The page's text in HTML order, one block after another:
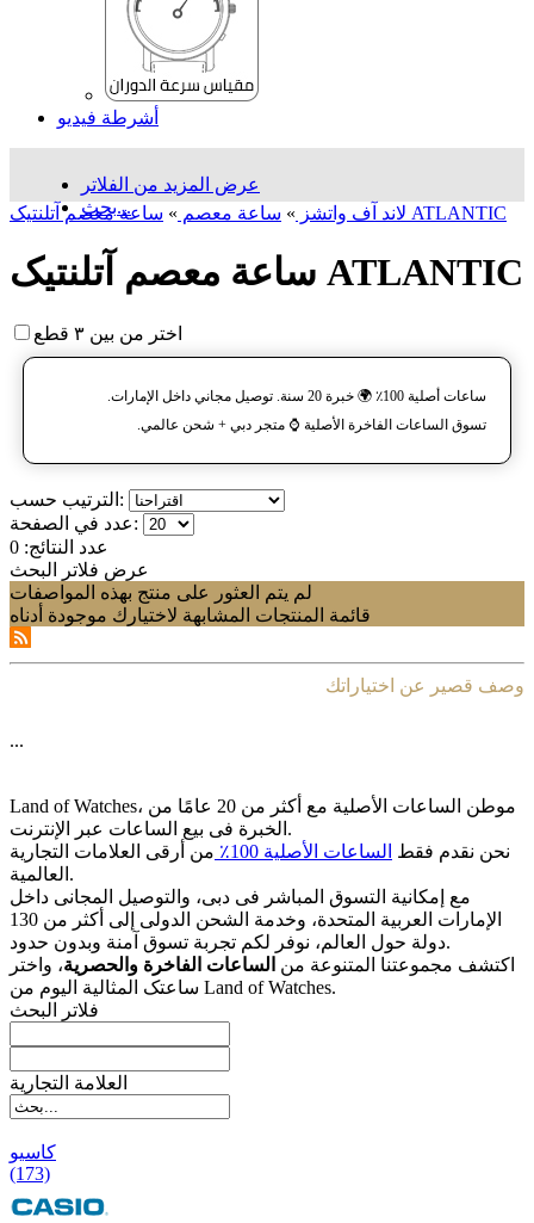
أشرطة فيديو
عرض المزيد من الفلاتر
بحث...
لاند آف واتشز » ساعة معصم » ساعة معصم آتلنتیک ATLANTIC
ساعة معصم آتلنتیک ATLANTIC
اختر من بين ٣ قطع
ساعات أصلية 100٪ 🌍 خبرة 20 سنة. توصيل مجاني داخل الإمارات.
تسوق الساعات الفاخرة الأصلية ⌚️ متجر دبي + شحن عالمي.
الترتيب حسب:
عدد في الصفحة:
عدد النتائج: 0
عرض فلاتر البحث
لم يتم العثور على منتج بهذه المواصفات
قائمة المنتجات المشابهة لاختيارك موجودة أدناه
وصف قصير عن اختياراتك
...
Land of Watches، موطن الساعات الأصلیة مع أکثر من 20 عامًا من
الخبرة فی بیع الساعات عبر الإنترنت.
نحن نقدم فقط الساعات الأصلیة 100٪
من أرقى العلامات التجاریة
العالمیة.
مع إمکانیة التسوق المباشر فی دبی، والتوصیل المجانی داخل
الإمارات العربیة المتحدة، وخدمة الشحن الدولی إلى أکثر من 130
دولة حول العالم، نوفر لکم تجربة تسوق آمنة وبدون حدود.
اکتشف مجموعتنا المتنوعة من الساعات الفاخرة والحصریة، واختر
ساعتک المثالیة الیوم من Land of Watches.
فلاتر البحث
العلامة التجارية
کاسیو
(173)